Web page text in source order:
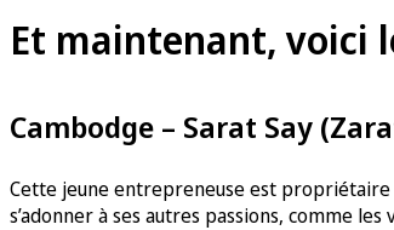
Et maintenant, voici
Cambodge – Sarat Say
Cette jeune entrepreneuse est propriétaire
s’adonner à ses autres passions, comme